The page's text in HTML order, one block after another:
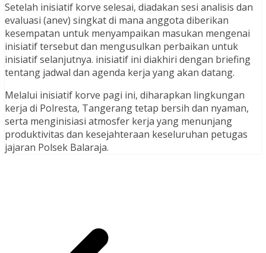
Setelah inisiatif korve selesai, diadakan sesi analisis dan
evaluasi (anev) singkat di mana anggota diberikan
kesempatan untuk menyampaikan masukan mengenai
inisiatif tersebut dan mengusulkan perbaikan untuk
inisiatif selanjutnya. inisiatif ini diakhiri dengan briefing
tentang jadwal dan agenda kerja yang akan datang.
Melalui inisiatif korve pagi ini, diharapkan lingkungan
kerja di Polresta, Tangerang tetap bersih dan nyaman,
serta menginisiasi atmosfer kerja yang menunjang
produktivitas dan kesejahteraan keseluruhan petugas
jajaran Polsek Balaraja.